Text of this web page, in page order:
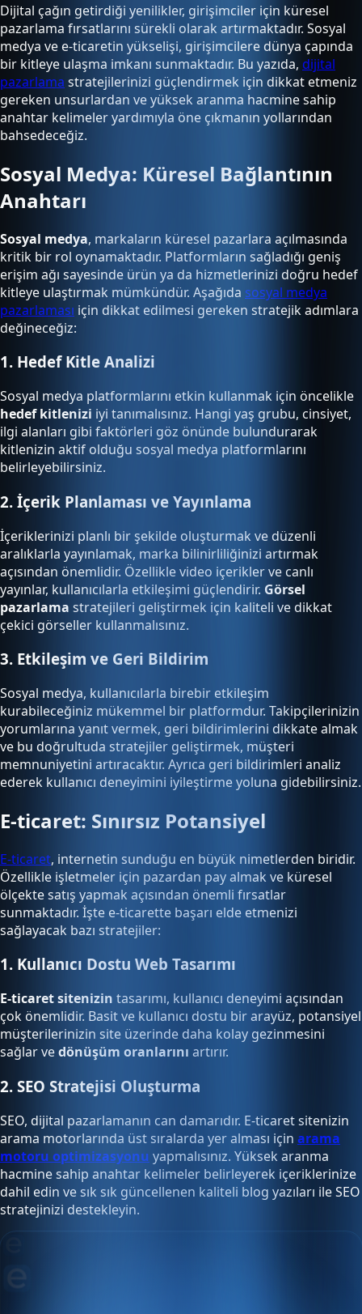
Dijital çağın getirdiği yenilikler, girişimciler için küresel
pazarlama fırsatlarını sürekli olarak artırmaktadır. Sosyal
medya ve e-ticaretin yükselişi, girişimcilere dünya çapında
bir kitleye ulaşma imkanı sunmaktadır. Bu yazıda, dijital
pazarlama stratejilerinizi güçlendirmek için dikkat etmeniz
gereken unsurlardan ve yüksek aranma hacmine sahip
anahtar kelimeler yardımıyla öne çıkmanın yollarından
bahsedeceğiz.
Sosyal Medya: Küresel Bağlantının
Anahtarı
Sosyal medya, markaların küresel pazarlara açılmasında
kritik bir rol oynamaktadır. Platformların sağladığı geniş
erişim ağı sayesinde ürün ya da hizmetlerinizi doğru hedef
kitleye ulaştırmak mümkündür. Aşağıda sosyal medya
pazarlaması için dikkat edilmesi gereken stratejik adımlara
değineceğiz:
1. Hedef Kitle Analizi
Sosyal medya platformlarını etkin kullanmak için öncelikle
hedef kitlenizi iyi tanımalısınız. Hangi yaş grubu, cinsiyet,
ilgi alanları gibi faktörleri göz önünde bulundurarak
kitlenizin aktif olduğu sosyal medya platformlarını
belirleyebilirsiniz.
2. İçerik Planlaması ve Yayınlama
İçeriklerinizi planlı bir şekilde oluşturmak ve düzenli
aralıklarla yayınlamak, marka bilinirliliğinizi artırmak
açısından önemlidir. Özellikle video içerikler ve canlı
yayınlar, kullanıcılarla etkileşimi güçlendirir. Görsel
pazarlama stratejileri geliştirmek için kaliteli ve dikkat
çekici görseller kullanmalısınız.
3. Etkileşim ve Geri Bildirim
Sosyal medya, kullanıcılarla birebir etkileşim
kurabileceğiniz mükemmel bir platformdur. Takipçilerinizin
yorumlarına yanıt vermek, geri bildirimlerini dikkate almak
ve bu doğrultuda stratejiler geliştirmek, müşteri
memnuniyetini artıracaktır. Ayrıca geri bildirimleri analiz
ederek kullanıcı deneyimini iyileştirme yoluna gidebilirsiniz.
E-ticaret: Sınırsız Potansiyel
E-ticaret, internetin sunduğu en büyük nimetlerden biridir.
Özellikle işletmeler için pazardan pay almak ve küresel
ölçekte satış yapmak açısından önemli fırsatlar
sunmaktadır. İşte e-ticarette başarı elde etmenizi
sağlayacak bazı stratejiler:
1. Kullanıcı Dostu Web Tasarımı
E-ticaret sitenizin tasarımı, kullanıcı deneyimi açısından
çok önemlidir. Basit ve kullanıcı dostu bir arayüz, potansiyel
müşterilerinizin site üzerinde daha kolay gezinmesini
sağlar vedönüşüm oranlarını artırır.
2. SEO Stratejisi Oluşturma
SEO, dijital pazarlamanın can damarıdır. E-ticaret sitenizin
arama motorlarında üst sıralarda yer alması için arama
motoru optimizasyonu yapmalısınız. Yüksek aranma
hacmine sahip anahtar kelimeler belirleyerek içeriklerinize
dahil edin ve sık sık güncellenen kaliteli blog yazıları ile SEO
stratejinizi destekleyin.